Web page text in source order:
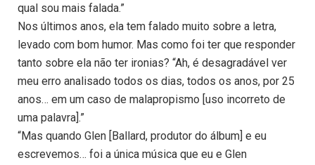
qual sou mais falada.”
Nos últimos anos, ela tem falado muito sobre a letra,
levado com bom humor. Mas como foi ter que responder
tanto sobre ela não ter ironias? “Ah, é desagradável ver
meu erro analisado todos os dias, todos os anos, por 25
anos… em um caso de malapropismo [uso incorreto de
uma palavra].”
“Mas quando Glen [Ballard, produtor do álbum] e eu
escrevemos… foi a única música que eu e Glen